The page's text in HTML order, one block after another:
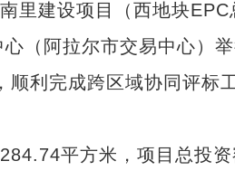
建设项目（西地块EPC
（阿拉尔市交易中心）
利完成跨区域协同评标
平方米，项目总投资